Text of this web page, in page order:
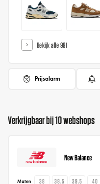
Bekijk alle 991
Prijsalarm
Verkrijgbaar bij 10 webshops
New Balance
Maten 38 38.5 39.5 40